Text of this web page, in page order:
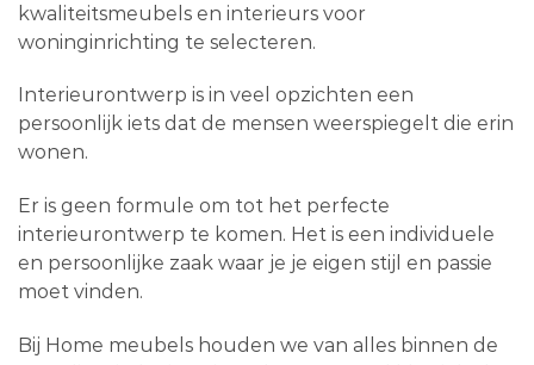
kwaliteitsmeubels en interieurs voor
woninginrichting te selecteren.
Interieurontwerp is in veel opzichten een
persoonlijk iets dat de mensen weerspiegelt die erin
wonen.
Er is geen formule om tot het perfecte
interieurontwerp te komen. Het is een individuele
en persoonlijke zaak waar je je eigen stijl en passie
moet vinden.
Bij Home meubels houden we van alles binnen de